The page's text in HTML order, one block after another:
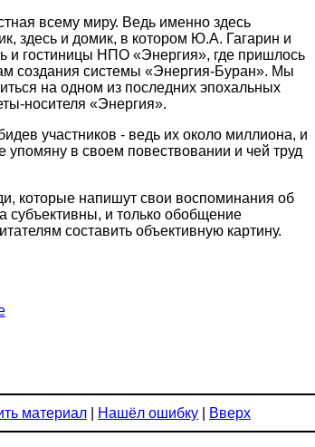
всему миру. Ведь именно здесь
здесь и домик, в котором Ю.А. Гагарин и
и гостиницы НПО «Энергия», где пришлось
создания системы «Энергия-Буран». Мы
на одном из последних эпохальных
носителя «Энергия».
участников - ведь их около миллиона, и
упомяну в своем повествовании и чей труд
которые напишут свои воспоминания об
субъективны, и только обобщение
составить объективную картину.
материал Нашёл ошибку Вверх